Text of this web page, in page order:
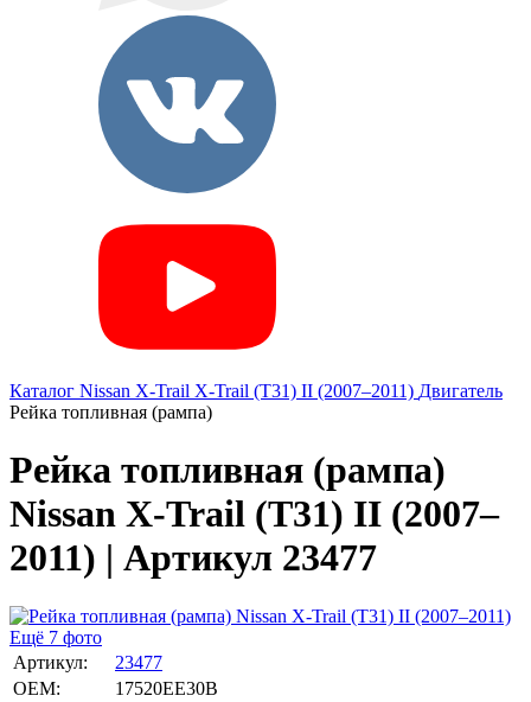
Каталог Nissan X-Trail X-Trail (T31) II (2007–2011) Двигатель
Рейка топливная (рампа)
Рейка топливная (рампа)
Nissan X-Trail (T31) II (2007–
2011) | Артикул 23477
Ещё 7 фото
Артикул:
23477
OEM:
17520EE30B